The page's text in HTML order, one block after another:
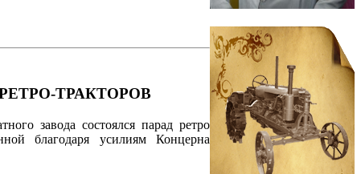
ТРАКТОРОВ
завода состоялся парад ретро
благодаря усилиям Концерна